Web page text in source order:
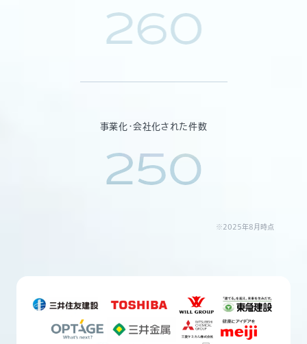
260
事業化・会社化された件数
250
※2025年8月時点